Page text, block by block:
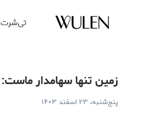
تی‌شرت
زمین تنها سهامدار
پنج‌شنبه، ۲۳ اسفند ۱۴۰۳